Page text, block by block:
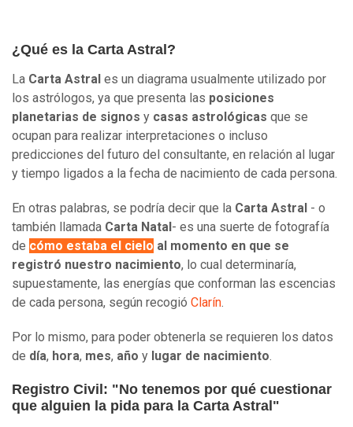
¿Qué es la Carta Astral?
La Carta Astral es un diagrama usualmente utilizado por
los astrólogos, ya que presenta las posiciones
planetarias de signos y casas astrológicas que se
ocupan para realizar interpretaciones o incluso
predicciones del futuro del consultante, en relación al lugar
y tiempo ligados a la fecha de nacimiento de cada persona.
En otras palabras, se podría decir que la Carta Astral - o
también llamada Carta Natal - es una suerte de fotografía
de cómo estaba el cielo al momento en que se
registró nuestro nacimiento, lo cual determinaría,
supuestamente, las energías que conforman las escencias
de cada persona, según recogió Clarín.
Por lo mismo, para poder obtenerla se requieren los datos
de día, hora, mes, año y lugar de nacimiento.
Registro Civil: "No tenemos por qué cuestionar
que alguien la pida para la Carta Astral"